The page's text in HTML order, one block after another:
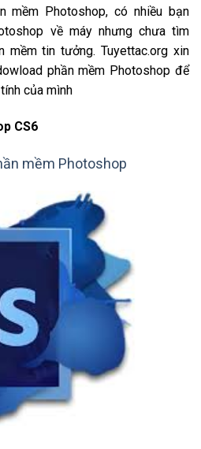
mềm Photoshop, có nhiều bạn
về máy nhưng chưa tìm
mềm tin tưởng. Tuyettac.org xin
phần mềm Photoshop để
của mình
CS6
mềm Photoshop